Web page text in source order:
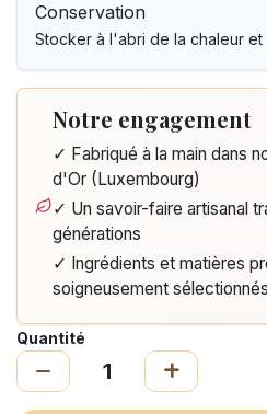
Conservation
Stocker à l'abri de la chaleur et
Notre engagement
✓ Fabriqué à la main dans
d'Or (Luxembourg)
✓ Un savoir-faire artisanal
générations
✓ Ingrédients et matières
soigneusement sélectionnés
Quantité